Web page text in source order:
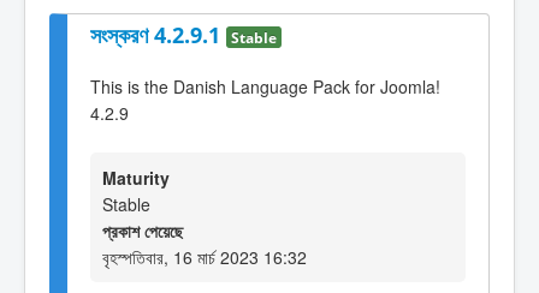
সংস্করণ 4.2.9.1 Stable
This is the Danish Language Pack for Joomla!
4.2.9
Maturity
Stable
প্রকাশ পেয়েছে
বৃহস্পতিবার, 16 মার্চ 2023 16:32